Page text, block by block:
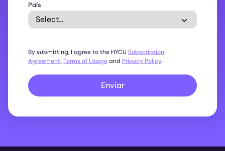
País
By submitting, I agree to the HYCU Subscription
Agreement,Terms of Usageand Privacy Policy.
Enviar